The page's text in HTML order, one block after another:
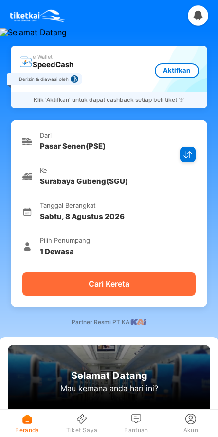
e-Wallet
SpeedCash
Berizin & diawasi oleh
Aktifkan
Klik 'Aktifkan' untuk dapat cashback setiap beli tiket 🎊
Dari
Pasar Senen(PSE)
Ke
Surabaya Gubeng(SGU)
Tanggal Berangkat
Sabtu,8 Agustus 2026
Pilih Penumpang
1 Dewasa
Cari Kereta
Partner Resmi PT KAI
Selamat Datang
Mau kemana anda hari ini?
Beranda Tiket Saya Bantuan Akun